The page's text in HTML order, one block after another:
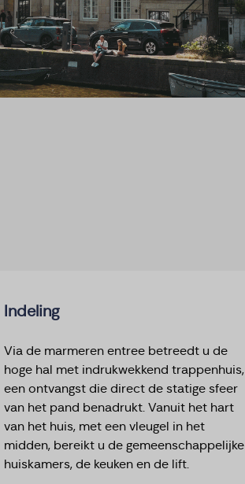
Indeling
Via de marmeren entree betreedt u de
hoge hal met indrukwekkend trappenhuis,
een ontvangst die direct de statige sfeer
van het pand benadrukt. Vanuit het hart
van het huis, met een vleugel in het
midden, bereikt u de gemeenschappelijke
huiskamers, de keuken en de lift.